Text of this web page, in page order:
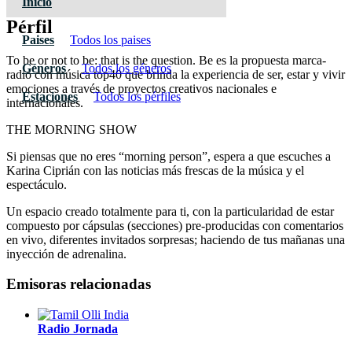
Paises Todos los paises
Géneros Todos los géneros
Estaciones Todos los pérfiles
Pérfil
To be or not to be: that is the question. Be es la propuesta marca-
radio con música top40 que brinda la experiencia de ser, estar y vivir
emociones a través de proyectos creativos nacionales e
internacionales.
THE MORNING SHOW
Si piensas que no eres “morning person”, espera a que escuches a
Karina Ciprián con las noticias más frescas de la música y el
espectáculo.
Un espacio creado totalmente para ti, con la particularidad de estar
compuesto por cápsulas (secciones) pre-producidas con comentarios
en vivo, diferentes invitados sorpresas; haciendo de tus mañanas una
inyección de adrenalina.
Emisoras relacionadas
Radio Jornada